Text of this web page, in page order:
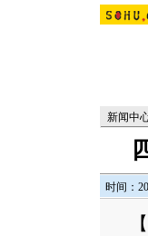
新闻中
时间：
【